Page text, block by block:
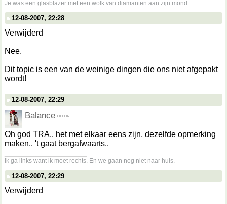
Je was een glasblazer met een wolk van diamanten aan zijn mond
12-08-2007, 22:28
Verwijderd
Nee.
Dit topic is een van de weinige dingen die ons niet afgepakt
wordt!
12-08-2007, 22:29
Balance
Oh god TRA.. het met elkaar eens zijn, dezelfde opmerking
maken.. 't gaat bergafwaarts..
Ik ga links want ik moet rechts. En we gaan nog niet naar huis.
12-08-2007, 22:29
Verwijderd